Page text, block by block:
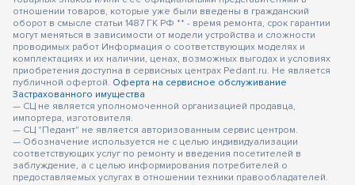
отношении товаров, которые уже были введены в гражданский
оборот в смысле статьи 1487 ГК РФ ** - время ремонта, срок гарантии
могут меняться в зависимости от модели устройства и сложности
проводимых работ Информация о соответствующих моделях и
комплектациях и их наличии, ценах, возможных выгодах и условиях
приобретения доступна в сервисных центрах Pedant.ru. Не является
публичной офертой. Оферта на сервисное обслуживание
Застрахованного имущества
— СЦ не является уполномоченной организацией продавца,
импортера, изготовителя.
— СЦ "Педант" не является авторизованным сервис центром.
— Обозначение используется не с целью индивидуализации
соответствующих услуг по ремонту и введения посетителей в
заблуждение, а с целью информирования потребителей о
предоставляемых услугах в отношении техники правообладателей.